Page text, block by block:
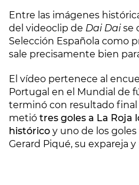
Entre las imágenes
del videoclip de Dai Daise
Selección Española como
sale precisamente bien
El vídeo pertenece al
Portugal en el Mundial de
terminó con resultado final
metió tres goles a La Roja
histórico y uno de los
Gerard Piqué, su expareja y